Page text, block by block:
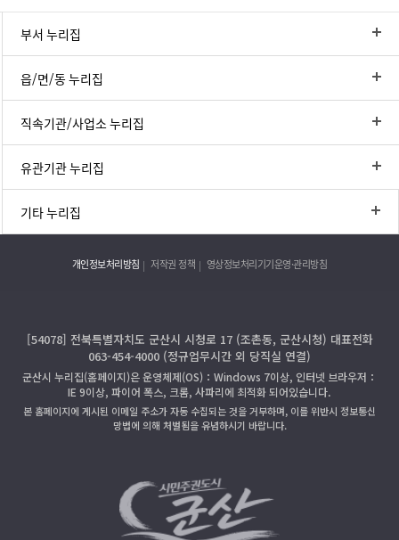
부서 누리집
읍/면/동 누리집
직속기관/사업소 누리집
유관기관 누리집
기타 누리집
개인정보처리방침 저작권 정책 영상정보처리기기운영·관리방침
[54078] 전북특별자치도 군산시 시청로 17 (조촌동, 군산시청) 대표전화
063-454-4000 (정규업무시간 외 당직실 연결)
군산시 누리집(홈페이지)은 운영체제(OS)：Windows 7이상, 인터넷 브라우저：
IE 9이상, 파이어 폭스, 크롬, 사파리에 최적화 되어있습니다.
본 홈페이지에 게시된 이메일 주소가 자동 수집되는 것을 거부하며, 이를 위반시 정보통신
망법에 의해 처벌됨을 유념하시기 바랍니다.